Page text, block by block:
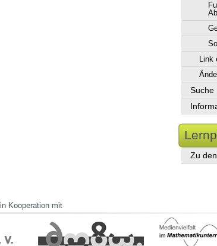
Link
Suche
Zu
in Kooperation mit